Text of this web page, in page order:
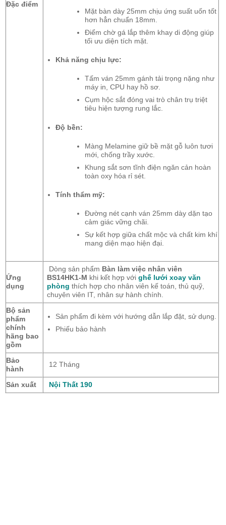
Đặc điểm
Mặt bàn dày 25mm chịu ứng suất uốn tốt
hơn hẳn chuẩn 18mm.
Điểm chờ gá lắp thêm khay di động giúp
tối ưu diện tích mặt.
Khả năng chịu lực:
Tấm ván 25mm gánh tải trọng nặng như
máy in, CPU hay hồ sơ.
Cụm hộc sắt đóng vai trò chân trụ triệt
tiêu hiện tượng rung lắc.
Độ bền:
Màng Melamine giữ bề mặt gỗ luôn tươi
mới, chống trầy xước.
Khung sắt sơn tĩnh điện ngăn cản hoàn
toàn oxy hóa rỉ sét.
Tính thẩm mỹ:
Đường nét cạnh ván 25mm dày dặn tạo
cảm giác vững chãi.
Sự kết hợp giữa chất mộc và chất kim khí
mang diện mạo hiện đại.
Ứng
dụng
Dòng sản phẩm Bàn làm việc nhân viên
BS14HK1-M khi kết hợp với ghế lưới xoay văn
phòng thích hợp cho nhân viên kế toán, thủ quỹ,
chuyên viên IT, nhân sự hành chính.
Bộ sản
phẩm
chính
hãng bao
gồm
Sản phẩm đi kèm với hướng dẫn lắp đặt, sử dụng.
Phiếu bảo hành
Bảo
hành
12 Tháng
Sản xuất Nội Thất 190